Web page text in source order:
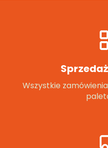
Wszystkie